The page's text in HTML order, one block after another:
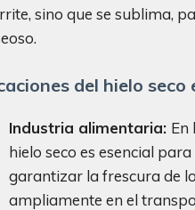
sino que se sublima,
del hielo seco
Industria alimentaria: En
hielo seco es esencial
garantizar la frescura de
ampliamente en el